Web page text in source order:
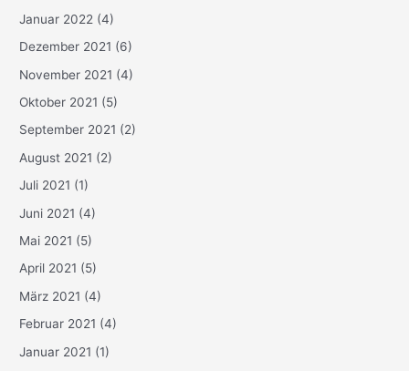
Januar 2022 (4)
Dezember 2021 (6)
November 2021 (4)
Oktober 2021 (5)
September 2021 (2)
August 2021 (2)
Juli 2021 (1)
Juni 2021 (4)
Mai 2021 (5)
April 2021 (5)
März 2021 (4)
Februar 2021 (4)
Januar 2021 (1)